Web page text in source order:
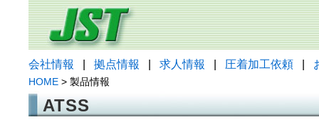
会社情報 拠点情報 求人情報 圧着加工依頼
HOME > 製品情報
ATSS